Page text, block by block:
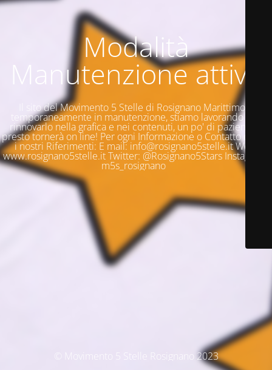
Modalità
Manutenzione attiva
Il sito del Movimento 5 Stelle di Rosignano Marittimo è
temporaneamente in manutenzione, stiamo lavorando per
rinnovarlo nella grafica e nei contenuti, un po' di pazienza e
presto tornerà on line! Per ogni Informazione o Contatto questi
i nostri Riferimenti: E mail: info@rosignano5stelle.it Web:
www.rosignano5stelle.it Twitter: @Rosignano5Stars Instagram:
m5s_rosignano
© Movimento 5 Stelle Rosignano 2023